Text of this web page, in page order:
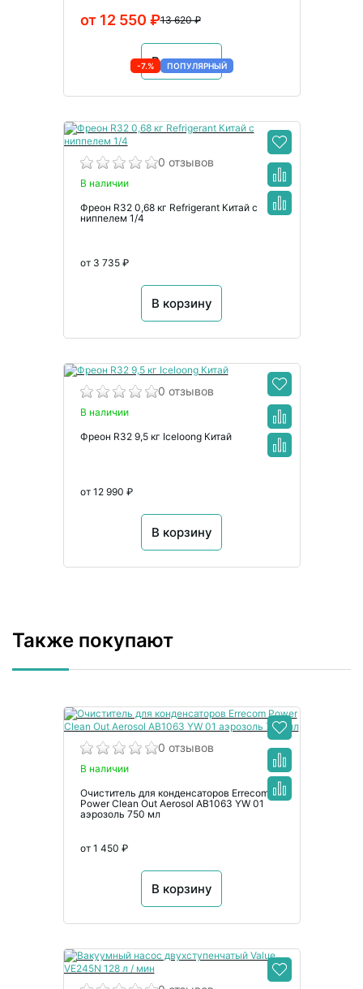
13 620 ₽
от 12 550 ₽
В корзину
-7.% ПОПУЛЯРНЫЙ
0 отзывов
В наличии
Фреон R32 0,68 кг Refrigerant Китай с
ниппелем 1/4
от 3 735 ₽
В корзину
0 отзывов
В наличии
Фреон R32 9,5 кг Iceloong Китай
от 12 990 ₽
В корзину
Также покупают
0 отзывов
В наличии
Очиститель для конденсаторов Errecom
Power Clean Out Aerosol AB1063 YW 01
аэрозоль 750 мл
от 1 450 ₽
В корзину